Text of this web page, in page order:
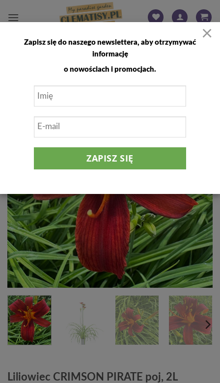
FILTRUJ
Liliowiec CRIMSON PIRATE poj, 2L
×
Zapisz się do naszego newslettera, aby otrzymywać
informację
o nowościach i promocjach.